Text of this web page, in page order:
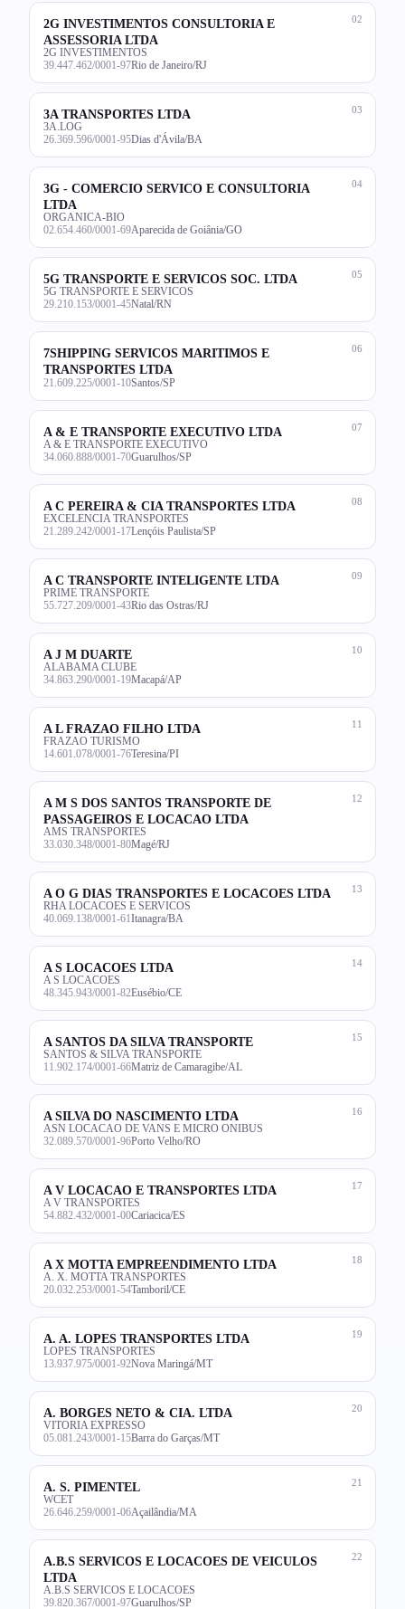
02
2G INVESTIMENTOS CONSULTORIA E
ASSESSORIA LTDA
2G INVESTIMENTOS
39.447.462/0001-97Rio de Janeiro/RJ
03
3A TRANSPORTES LTDA
3A.LOG
26.369.596/0001-95Dias d'Ávila/BA
04
3G - COMERCIO SERVICO E CONSULTORIA
LTDA
ORGANICA-BIO
02.654.460/0001-69Aparecida de Goiânia/GO
05
5G TRANSPORTE E SERVICOS SOC. LTDA
5G TRANSPORTE E SERVICOS
29.210.153/0001-45Natal/RN
06
7SHIPPING SERVICOS MARITIMOS E
TRANSPORTES LTDA
21.609.225/0001-10Santos/SP
07
A & E TRANSPORTE EXECUTIVO LTDA
A & E TRANSPORTE EXECUTIVO
34.060.888/0001-70Guarulhos/SP
08
A C PEREIRA & CIA TRANSPORTES LTDA
EXCELENCIA TRANSPORTES
21.289.242/0001-17Lençóis Paulista/SP
09
A C TRANSPORTE INTELIGENTE LTDA
PRIME TRANSPORTE
55.727.209/0001-43Rio das Ostras/RJ
10
A J M DUARTE
ALABAMA CLUBE
34.863.290/0001-19Macapá/AP
11
A L FRAZAO FILHO LTDA
FRAZAO TURISMO
14.601.078/0001-76Teresina/PI
12
A M S DOS SANTOS TRANSPORTE DE
PASSAGEIROS E LOCACAO LTDA
AMS TRANSPORTES
33.030.348/0001-80Magé/RJ
13
A O G DIAS TRANSPORTES E LOCACOES LTDA
RHA LOCACOES E SERVICOS
40.069.138/0001-61 Itanagra/BA
14
A S LOCACOES LTDA
A S LOCACOES
48.345.943/0001-82Eusébio/CE
15
A SANTOS DA SILVA TRANSPORTE
SANTOS & SILVA TRANSPORTE
11.902.174/0001-66Matriz de Camaragibe/AL
16
A SILVA DO NASCIMENTO LTDA
ASN LOCACAO DE VANS E MICRO ONIBUS
32.089.570/0001-96Porto Velho/RO
17
A V LOCACAO E TRANSPORTES LTDA
A V TRANSPORTES
54.882.432/0001-00Cariacica/ES
18
A X MOTTA EMPREENDIMENTO LTDA
A. X. MOTTA TRANSPORTES
20.032.253/0001-54Tamboril/CE
19
A. A. LOPES TRANSPORTES LTDA
LOPES TRANSPORTES
13.937.975/0001-92Nova Maringá/MT
20
A. BORGES NETO & CIA. LTDA
VITORIA EXPRESSO
05.081.243/0001-15Barra do Garças/MT
21
A. S. PIMENTEL
WCET
26.646.259/0001-06Açailândia/MA
22
A.B.S SERVICOS E LOCACOES DE VEICULOS
LTDA
A.B.S SERVICOS E LOCACOES
39.820.367/0001-97Guarulhos/SP